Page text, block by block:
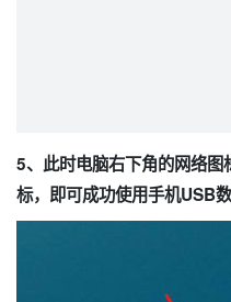
5、此时电脑右下角的网络
标，即可成功使用手机USB